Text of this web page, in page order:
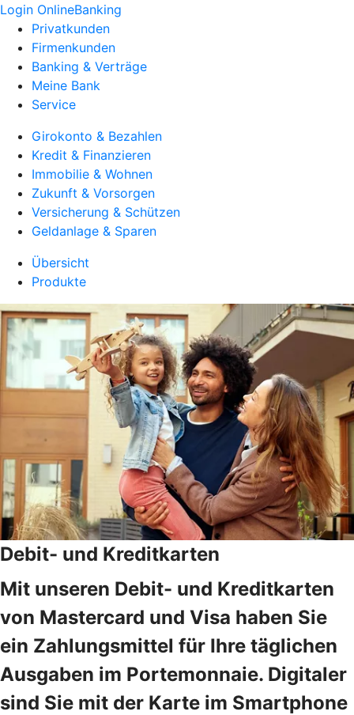
Login OnlineBanking
Privatkunden
Firmenkunden
Banking & Verträge
Meine Bank
Service
Girokonto & Bezahlen
Kredit & Finanzieren
Immobilie & Wohnen
Zukunft & Vorsorgen
Versicherung & Schützen
Geldanlage & Sparen
Übersicht
Produkte
Debit- und Kreditkarten
Mit unseren Debit- und Kreditkarten
von Mastercard und Visa haben Sie
ein Zahlungsmittel für Ihre täglichen
Ausgaben im Portemonnaie. Digitaler
sind Sie mit der Karte im Smartphone